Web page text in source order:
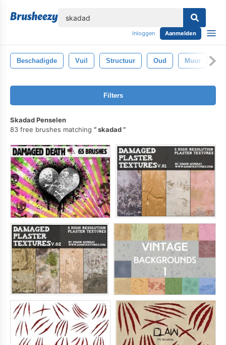
Inloggen Aanmelden
Beschadigde Vuil Structuur Oud Muur
Filters
Skadad Penselen
83 free brushes matching
skadad